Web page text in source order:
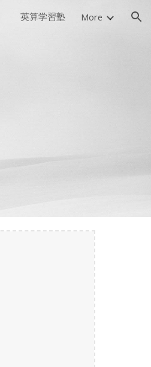
英算学習塾 More